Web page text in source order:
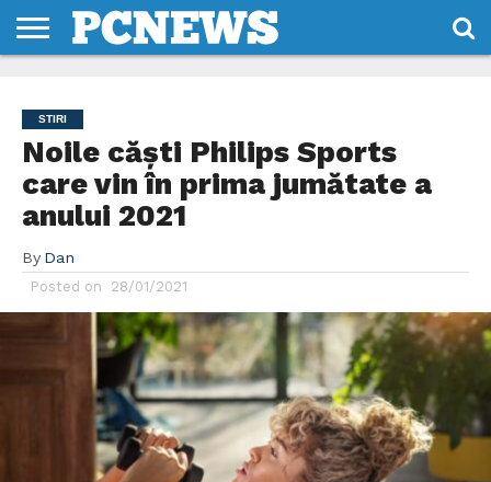
NOI
SI
CONDITII
STIRI
Noile căști Philips Sports
care vin în prima jumătate a
anului 2021
By Dan
Posted on 28/01/2021